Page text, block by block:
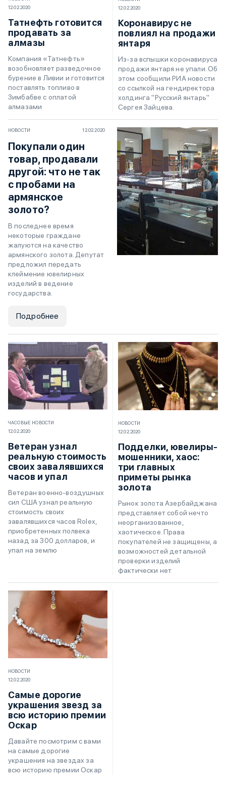
12.02.2020
Татнефть готовится
продавать за
алмазы
Компания «Татнефть»
возобновляет разведочное
бурение в Ливии и готовится
поставлять топливо в
Зимбабве с оплатой
алмазами
12.02.2020
Коронавирус не
повлиял на продажи
янтаря
Из-за вспышки коронавируса
продажи янтаря не упали. Об
этом сообщили РИА новости
со ссылкой на гендиректора
холдинга "Русский янтарь"
Сергея Зайцева.
НОВОСТИ 12.02.2020
Покупали один
товар, продавали
другой: что не так
с пробами на
армянское
золото?
В последнее время
некоторые граждане
жалуются на качество
армянского золота. Депутат
предложил передать
клеймение ювелирных
изделий в ведение
государства.
Подробнее
ЧАСОВЫЕ НОВОСТИ
12.02.2020
Ветеран узнал
реальную стоимость
своих завалявшихся
часов и упал
Ветеран военно-воздушных
сил США узнал реальную
стоимость своих
завалявшихся часов Rolex,
приобретенных полвека
назад за 300 долларов, и
упал на землю
НОВОСТИ
12.02.2020
Подделки, ювелиры-
мошенники, хаос:
три главных
приметы рынка
золота
Рынок золота Азербайджана
представляет собой нечто
неорганизованное,
хаотическое. Права
покупателей не защищены, а
возможностей детальной
проверки изделий
фактически нет
НОВОСТИ
12.02.2020
Самые дорогие
украшения звезд за
всю историю премии
Оскар
Давайте посмотрим с вами
на самые дорогие
украшения на звездах за
всю историю премии Оскар